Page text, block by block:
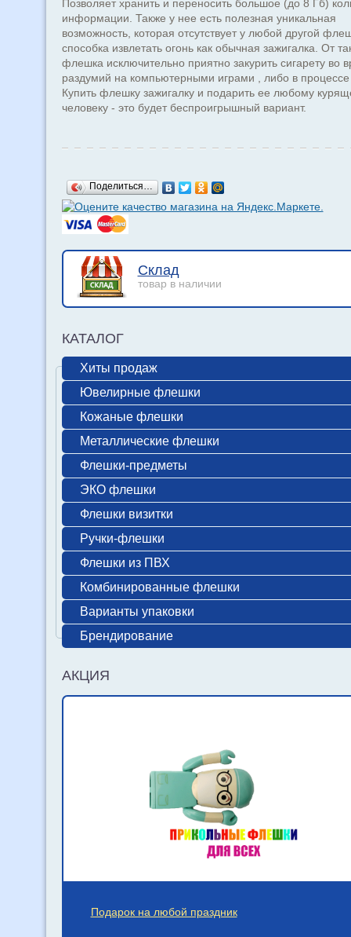
Позволяет хранить и переносить большое (до 8 Гб)
информации. Также у нее есть полезная уникальная
возможность, которая отсутствует у любой другой
способка извлетать огонь как обычная зажигалка. От
флешка исключительно приятно закурить сигарету во
раздумий на компьютерными играми , либо в
Купить флешку зажигалку и подарить ее любому
человеку - это будет беспроигрышный вариант.
Поделиться…
Склад
товар в наличии
КАТАЛОГ
Хиты продаж
Ювелирные флешки
Кожаные флешки
Металлические флешки
Флешки-предметы
ЭКО флешки
Флешки визитки
Ручки-флешки
Флешки из ПВХ
Комбинированные флешки
Варианты упаковки
Брендирование
АКЦИЯ
Подарок на любой праздник